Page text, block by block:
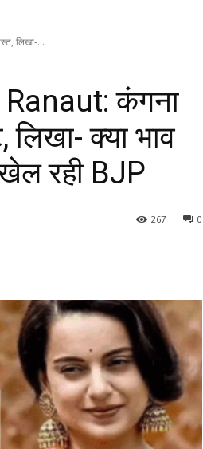
लिखा-...
कंगना
लिखा- क्या भाव
रही BJP
0
267